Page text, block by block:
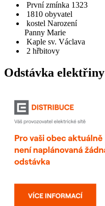
První zmínka 1323
1810 obyvatel
kostel Narození
Panny Marie
Kaple sv. Václava
2 hřbitovy
Odstávka elektřiny